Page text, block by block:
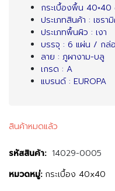
กระเบื้องพื้น 40×40
ประเภทสินค้า : เซรา
ประเภทพื้นผิว : เงา
บรรจุ : 6 แผ่น / กล่
ลาย : ภูผางาม-บลู
เกรด : A
แบรนด์ : EUROPA
สินค้าหมดแล้ว
รหัสสินค้า: 14029-0005
หมวดหมู่: กระเบื้อง 40x40